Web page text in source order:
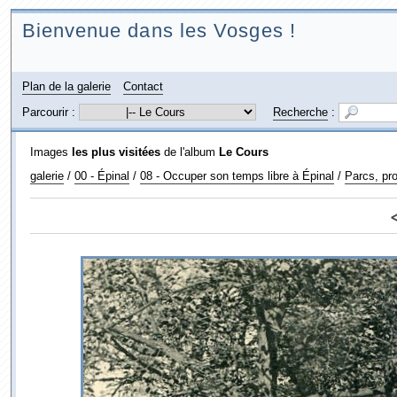
Bienvenue dans les Vosges !
Plan de la galerie
Contact
Parcourir :
Recherche:
Images les plus visitéesde l'album Le Cours
galerie/ 00 - Épinal / 08 - Occuper son temps libre à Épinal / Parcs,